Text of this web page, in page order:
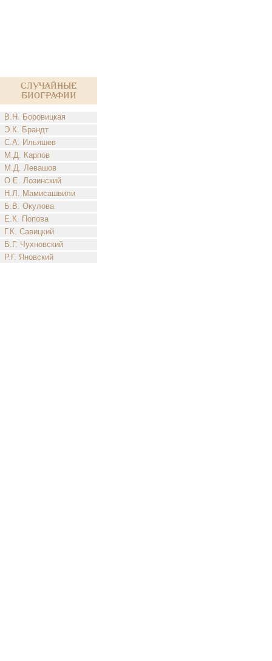
Случайные
биографии
В.Н. Боровицкая
Э.К. Брандт
С.А. Ильяшев
М.Д. Карпов
М.Д. Левашов
О.Е. Лозинский
Н.Л. Мамисашвили
Б.В. Окулова
Е.К. Попова
Г.К. Савицкий
Б.Г. Чухновский
Р.Г. Яновский